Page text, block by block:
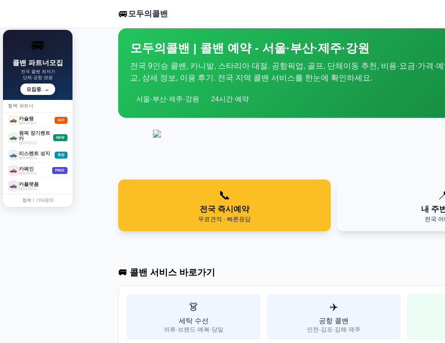
🚐 모두의콜밴
모두의콜밴 | 콜밴 예약 - 서울·부산·제주·강원
전국 9인승 콜밴, 카니발, 스타리아 대절. 공항픽업, 골프, 단체이동 추천, 비용·요금·가격·예
교, 상세 정보, 이용 후기. 전국 지역 콜밴 서비스를 한눈에 확인하세요.
서울·부산·제주·강원 24시간 예약
📞
전국 즉시예약
무료견적 · 빠른응답
내 주
전국
🚐 콜밴 서비스 바로가기
👗
세탁 수선
의류·브랜드·예복·당일
✈️
공항 콜밴
인천·김포·김해·제주
🚐
콜밴 파트너모집
전국 콜밴 최저가
단체·공항·관광
모집중. →
협력 파트너
🚗 카슐랭
렌트카/리스
HOT
🚗
원픽 장기렌트
카
렌트카/리스
NEW
🚗 리스렌트 성지
렌트카/리스
추천
🚗 카페인
렌트카/리스
FREE
🚗 카플랫폼
렌트카/리스
협력 / 기타문의